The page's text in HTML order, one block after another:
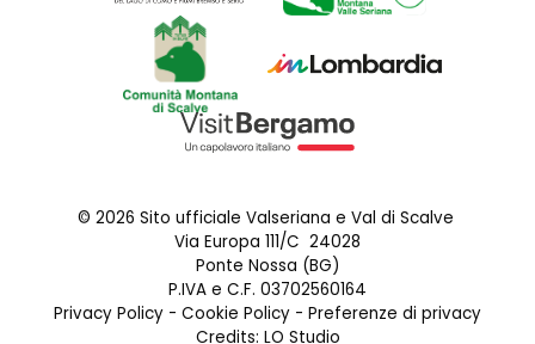
© 2026 Sito ufficiale Valseriana e Val di Scalve
Via Europa 111/C 24028
Ponte Nossa (BG)
P.IVA e C.F. 03702560164
Privacy Policy - Cookie Policy - Preferenze di privacy
Credits: LO Studio